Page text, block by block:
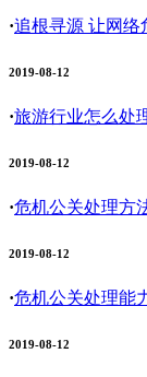
·追根寻源 让网络
2019-08-12
·旅游行业怎么处
2019-08-12
·危机公关处理方
2019-08-12
·危机公关处理能
2019-08-12